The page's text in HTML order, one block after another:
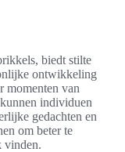
biedt stilte
ontwikkeling
momenten van
individuen
gedachten en
om beter te
vinden.